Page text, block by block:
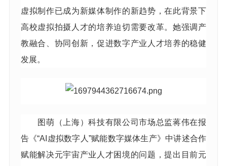
虚拟制作已成为新媒体制作的新趋势，在此背景下
高校虚拟拍摄人才的培养迫切需要改革。她强调产
教融合、协同创新，促进数字产业人才培养的稳健
发展。
图萌（上海）科技有限公司市场总监蒋伟在报
告《“AI虚拟数字人”赋能数字媒体生产》中讲述合作
赋能解决元宇宙产业人才困境的问题，提出目前元